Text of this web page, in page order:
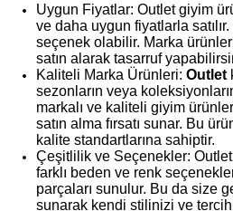
Uygun Fiyatlar: Outlet giyim
ve daha uygun fiyatlarla
seçenek olabilir. Marka
satın alarak tasarruf
Kaliteli Marka Ürünleri: Outlet
sezonların veya
markalı ve kaliteli giyim
satın alma fırsatı sunar. Bu
kalite standartlarına sahiptir.
Çeşitlilik ve Seçenekler:
farklı beden ve renk
parçaları sunulur. Bu da size
sunarak kendi stilinizi ve